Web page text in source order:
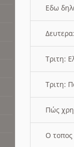
Εδω
Τριτη:
Τριτη:
Πώς
O